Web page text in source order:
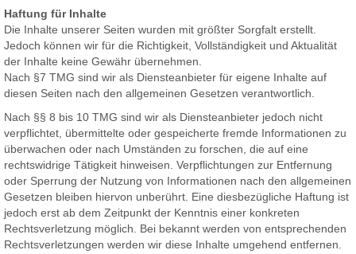
Haftung für Inhalte
Die Inhalte unserer Seiten wurden mit größter Sorgfalt erstellt.
Jedoch können wir für die Richtigkeit, Vollständigkeit und Aktualität
der Inhalte keine Gewähr übernehmen.
Nach §7 TMG sind wir als Diensteanbieter für eigene Inhalte auf
diesen Seiten nach den allgemeinen Gesetzen verantwortlich.
Nach §§ 8 bis 10 TMG sind wir als Diensteanbieter jedoch nicht
verpflichtet, übermittelte oder gespeicherte fremde Informationen zu
überwachen oder nach Umständen zu forschen, die auf eine
rechtswidrige Tätigkeit hinweisen. Verpflichtungen zur Entfernung
oder Sperrung der Nutzung von Informationen nach den allgemeinen
Gesetzen bleiben hiervon unberührt. Eine diesbezügliche Haftung ist
jedoch erst ab dem Zeitpunkt der Kenntnis einer konkreten
Rechtsverletzung möglich. Bei bekannt werden von entsprechenden
Rechtsverletzungen werden wir diese Inhalte umgehend entfernen.